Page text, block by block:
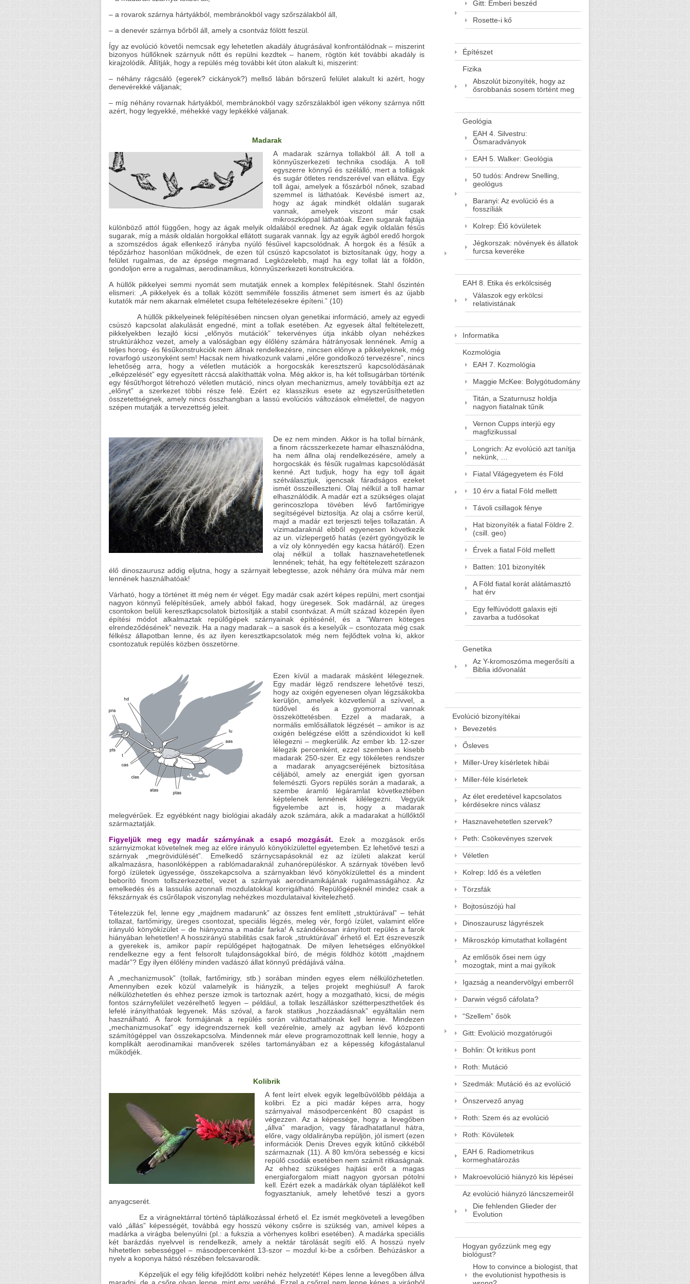
– a rovarok szárnya hártyákból, membránokból vagy szőrszálakból áll,
– a denevér szárnya bőrből áll, amely a csontváz fölött feszül.
Így az evolúció követői nemcsak egy lehetetlen akadály átugrásával konfrontálódnak – miszerint
bizonyos hüllőknek szárnyuk nőtt és repülni kezdtek – hanem, rögtön két további akadály is
kirajzolódik. Állítják, hogy a repülés még további két úton alakult ki, miszerint:
– néhány rágcsáló (egerek? cickányok?) mellső lábán bőrszerű felület alakult ki azért, hogy
denevérekké váljanak;
– míg néhány rovarnak hártyákból, membránokból vagy szőrszálakból igen vékony szárnya nőtt
azért, hogy legyekké, méhekké vagy lepkékké váljanak.
Madarak
A madarak szárnya tollakból áll. A toll a
könnyűszerkezeti technika csodája. A toll
egyszerre könnyű és szélálló, mert a tollágak
és sugár ötletes rendszerével van ellátva. Egy
toll ágai, amelyek a főszárból nőnek, szabad
szemmel is láthatóak. Kevésbé ismert az,
hogy az ágak mindkét oldalán sugarak
vannak, amelyek viszont már csak
mikroszkóppal láthatóak. Ezen sugarak fajtája
különböző attól függően, hogy az ágak melyik oldalából erednek. Az ágak egyik oldalán fésűs
sugarak, míg a másik oldalán horgokkal ellátott sugarak vannak. Így az egyik ágból eredő horgok
a szomszédos ágak ellenkező irányba nyúló fésűivel kapcsolódnak. A horgok és a fésűk a
tépőzárhoz hasonlóan működnek, de ezen túl csúszó kapcsolatot is biztosítanak úgy, hogy a
felület rugalmas, de az épsége megmarad. Legközelebb, majd ha egy tollat lát a földön,
gondoljon erre a rugalmas, aerodinamikus, könnyűszerkezeti konstrukcióra.
A hüllők pikkelyei semmi nyomát sem mutatják ennek a komplex felépítésnek. Stahl őszintén
elismeri: „A pikkelyek és a tollak között semmiféle fosszilis átmenet sem ismert és az újabb
kutatók már nem akarnak elméletet csupa feltételezésekre építeni.” (10)
A hüllők pikkelyeinek felépítésében nincsen olyan genetikai információ, amely az egyedi
csúszó kapcsolat alakulását engedné, mint a tollak esetében. Az egyesek által feltételezett,
pikkelyekben lezajló kicsi „előnyös mutációk” tekervényes útja inkább olyan nehézkes
struktúrákhoz vezet, amely a valóságban egy élőlény számára hátrányosak lennének. Amíg a
teljes horog- és fésűkonstrukciók nem állnak rendelkezésre, nincsen előnye a pikkelyeknek, még
rovarfogó uszonyként sem! Hacsak nem hivatkozunk valami „előre gondolkozó tervezésre”, nincs
lehetőség arra, hogy a véletlen mutációk a horgocskák keresztszerű kapcsolódásának
„elképzelését” egy egyesített ráccsá alakíthatták volna. Még akkor is, ha két tollsugárban történik
egy fésűt/horgot létrehozó véletlen mutáció, nincs olyan mechanizmus, amely továbbítja ezt az
„előnyt” a szerkezet többi része felé. Ezért ez klasszikus esete az egyszerűsíthetetlen
összetettségnek, amely nincs összhangban a lassú evolúciós változások elmélettel, de nagyon
szépen mutatják a tervezettség jeleit.
De ez nem minden. Akkor is ha tollal bírnánk,
a finom rácsszerkezete hamar elhasználódna,
ha nem állna olaj rendelkezésére, amely a
horgocskák és fésűk rugalmas kapcsolódását
kenné. Azt tudjuk, hogy ha egy toll ágait
szétválasztjuk, igencsak fáradságos ezeket
ismét összeilleszteni. Olaj nélkül a toll hamar
elhasználódik. A madár ezt a szükséges olajat
gerincoszlopa tövében lévő fartőmirigye
segítségével biztosítja. Az olaj a csőrre kerül,
majd a madár ezt terjeszti teljes tollazatán. A
vízimadaraknál ebből egyenesen következik
az un. vízlepergető hatás (ezért gyöngyözik le
a víz oly könnyedén egy kacsa hátáról). Ezen
olaj nélkül a tollak hasznavehetetlenek
lennének; tehát, ha egy feltételezett szárazon
élő dinoszaurusz addig eljutna, hogy a szárnyait lebegtesse, azok néhány óra múlva már nem
lennének használhatóak!
Várható, hogy a történet itt még nem ér véget. Egy madár csak azért képes repülni, mert csontjai
nagyon könnyű felépítésűek, amely abból fakad, hogy üregesek. Sok madárnál, az üreges
csontokon belüli keresztkapcsolatok biztosítják a stabil csontvázat. A múlt század közepén ilyen
építési módot alkalmaztak repülőgépek szárnyainak építésénél, és a “Warren köteges
elrendeződésének” nevezik. Ha a nagy madarak – a sasok és a keselyűk – csontozata még csak
félkész állapotban lenne, és az ilyen keresztkapcsolatok még nem fejlődtek volna ki, akkor
csontozatuk repülés közben összetörne.
Ezen kívül a madarak másként lélegeznek.
Egy madár légző rendszere lehetővé teszi,
hogy az oxigén egyenesen olyan légzsákokba
kerüljön, amelyek közvetlenül a szívvel, a
tüdővel és a gyomorral vannak
összeköttetésben. Ezzel a madarak, a
normális emlősállatok légzését – amikor is az
oxigén belégzése előtt a széndioxidot ki kell
lélegezni – megkerülik. Az ember kb. 12-szer
lélegzik percenként, ezzel szemben a kisebb
madarak 250-szer. Ez egy tökéletes rendszer
a madarak anyagcseréjének biztosítása
céljából, amely az energiát igen gyorsan
felemészti. Gyors repülés során a madarak, a
szembe áramló légáramlat következtében
képtelenek lennének kilélegezni. Vegyük
figyelembe azt is, hogy a madarak
melegvérűek. Ez egyébként nagy biológiai akadály azok számára, akik a madarakat a hüllőktől
származtatják.
Figyeljük meg egy madár szárnyának a csapó mozgását. Ezek a mozgások erős
szárnyizmokat követelnek meg az előre irányuló könyökízülettel egyetemben. Ez lehetővé teszi a
szárnyak „megrövidülését”. Emelkedő szárnycsapásoknál ez az ízületi alakzat kerül
alkalmazásra, hasonlóképpen a rablómadaraknál zuhanórepüléskor. A szárnyak tövében levő
forgó ízületek ügyessége, összekapcsolva a szárnyakban lévő könyökízülettel és a mindent
beborító finom tollszerkezettel, vezet a szárnyak aerodinamikájának rugalmasságához. Az
emelkedés és a lassulás azonnali mozdulatokkal korrigálható. Repülőgépeknél mindez csak a
fékszárnyak és csűrőlapok viszonylag nehézkes mozdulataival kivitelezhető.
Tételezzük fel, lenne egy „majdnem madarunk” az összes fent említett „struktúrával” – tehát
tollazat, fartőmirigy, üreges csontozat, speciális légzés, meleg vér, forgó ízület, valamint előre
irányuló könyökízület – de hiányozna a madár farka! A szándékosan irányított repülés a farok
hiányában lehetetlen! A hosszirányú stabilitás csak farok „struktúrával” érhető el. Ezt észreveszik
a gyerekek is, amikor papír repülőgépet hajtogatnak. De milyen lehetséges előnyökkel
rendelkezne egy a fent felsorolt tulajdonságokkal bíró, de mégis földhöz kötött „majdnem
madár”? Egy ilyen élőlény minden vadászó állat könnyű prédájává válna.
A „mechanizmusok” (tollak, fartőmirigy, stb.) sorában minden egyes elem nélkülözhetetlen.
Amennyiben ezek közül valamelyik is hiányzik, a teljes projekt meghiúsul! A farok
nélkülözhetetlen és ehhez persze izmok is tartoznak azért, hogy a mozgatható, kicsi, de mégis
fontos szárnyfelület vezérelhető legyen – például, a tollak leszálláskor szétterpeszthetőek és
lefelé irányíthatóak legyenek. Más szóval, a farok statikus „hozzáadásnak” egyáltalán nem
használható. A farok formájának a repülés során változtathatónak kell lennie. Mindezen
„mechanizmusokat” egy idegrendszernek kell vezérelnie, amely az agyban lévő központi
számítógéppel van összekapcsolva. Mindennek már eleve programozottnak kell lennie, hogy a
komplikált aerodinamikai manőverek széles tartományában ez a képesség kifogástalanul
működjék.
Kolibrik
A fent leírt elvek egyik legelbűvölőbb példája a
kolibri. Ez a pici madár képes arra, hogy
szárnyaival másodpercenként 80 csapást is
végezzen. Az a képessége, hogy a levegőben
„állva” maradjon, vagy fáradhatatlanul hátra,
előre, vagy oldalirányba repüljön, jól ismert (ezen
információk Denis Dreves egyik kitűnő cikkéből
származnak (11). A 80 km/óra sebesség e kicsi
repülő csodák esetében nem számít ritkaságnak.
Az ehhez szükséges hajtási erőt a magas
energiaforgalom miatt nagyon gyorsan pótolni
kell. Ezért ezek a madárkák olyan táplálékot kell
fogyasztaniuk, amely lehetővé teszi a gyors
anyagcserét.
Ez a virágnektárral történő táplálkozással érhető el. Ez ismét megköveteli a levegőben
való „állás” képességét, továbbá egy hosszú vékony csőrre is szükség van, amivel képes a
madárka a virágba belenyúlni (pl.: a fukszia a vörhenyes kolibri esetében). A madárka speciális
két barázdás nyelvvel is rendelkezik, amely a nektár tárolását segíti elő. A hosszú nyelv
hihetetlen sebességgel – másodpercenként 13-szor – mozdul ki-be a csőrben. Behúzáskor a
nyelv a koponya hátsó részében felcsavarodik.
Képzeljük el egy félig kifejlődött kolibri nehéz helyzetét! Képes lenne a levegőben állva
Gitt: Emberi beszéd
Rosette-i kő
Építészet
Fizika
Abszolút bizonyíték, hogy az
ősrobbanás sosem történt meg
Geológia
EAH 4. Silvestru:
Ősmaradványok
EAH 5. Walker: Geológia
50 tudós: Andrew Snelling,
geológus
Baranyi: Az evolúció és a
fosszíliák
Kolrep: Élő kövületek
Jégkorszak: növények és állatok
furcsa keveréke
EAH 8. Etika és erkölcsiség
Válaszok egy erkölcsi
relativistának
Informatika
Kozmológia
EAH 7. Kozmológia
Maggie McKee: Bolygótudomány
Titán, a Szaturnusz holdja
nagyon fiatalnak tűnik
Vernon Cupps interjú egy
magfizikussal
Longrich: Az evolúció azt tanítja
nekünk, …
Fiatal Világegyetem és Föld
10 érv a fiatal Föld mellett
Távoli csillagok fénye
Hat bizonyíték a fiatal Földre 2.
(csill. geo)
Érvek a fiatal Föld mellett
Batten: 101 bizonyíték
A Föld fiatal korát alátámasztó
hat érv
Egy felfúvódott galaxis ejti
zavarba a tudósokat
Genetika
Az Y-kromoszóma megerősíti a
Biblia idővonalát
Evolúció bizonyítékai
Bevezetés
Ősleves
Miller-Urey kísérletek hibái
Miller-féle kísérletek
Az élet eredetével kapcsolatos
kérdésekre nincs válasz
Hasznavehetetlen szervek?
Peth: Csökevényes szervek
Véletlen
Kolrep: Idő és a véletlen
Törzsfák
Bojtosúszójú hal
Dinoszaurusz lágyrészek
Mikroszkóp kimutathat kollagént
Az emlősök ősei nem úgy
mozogtak, mint a mai gyíkok
Igazság a neandervölgyi emberről
Darwin végső cáfolata?
“Szellem” ősök
Gitt: Evolúció mozgatórugói
Bohlin: Öt kritikus pont
Roth: Mutáció
Szedmák: Mutáció és az evolúció
Önszervező anyag
Roth: Szem és az evolúció
Roth: Kövületek
EAH 6. Radiometrikus
kormeghatározás
Makroevolúció hiányzó kis lépései
Az evolúció hiányzó láncszemeiről
Die fehlenden Glieder der
Evolution
Hogyan győzzünk meg egy
biológust?
How to convince a biologist, that
the evolutionist hypothesis is